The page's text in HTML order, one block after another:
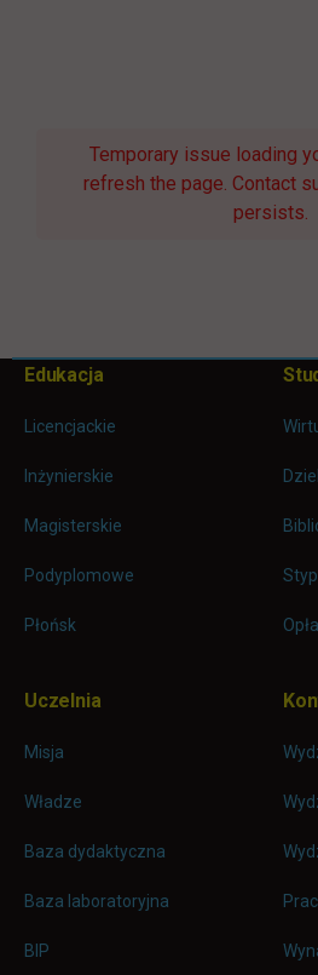
Temporary issue loading
refresh the page. Contact
persists.
Pomiń
Informacje w stopce
Edukacja
Licencjackie
Inżynierskie
Magisterskie
Podyplomowe
Płońsk
Uczelnia
Misja
Władze
Baza dydaktyczna
Baza laboratoryjna
BIP